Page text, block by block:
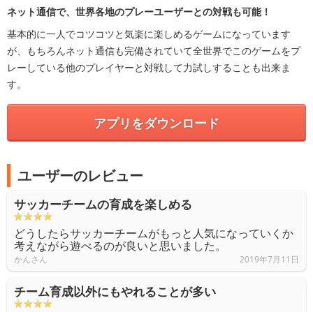
ネット通信で、世界各地のプレーユーザーとの対戦も可能！
基本的に一人でコツコツと気楽に楽しめるゲームになっています
が、もちろんネット通信も完備されていて全世界でこのゲームをプ
レーしている他のプレイヤーと対戦して力試しすることも出来ま
す。
アプリをダウンロード
ユーザーのレビュー
サッカーチームの育成を楽しめる
どうしたらサッカーチームがもっと人気になっていくか
考えながら遊べるのが良いと思いました。
かんさん 2019年7月11日
チーム育成以外にもやれることが多い